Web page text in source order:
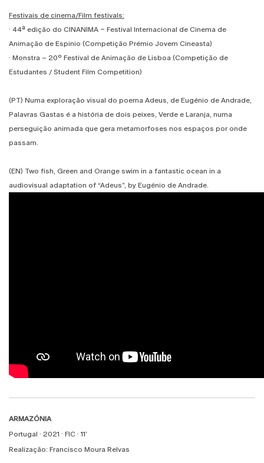
Festivais de cinema/Film festivals:
· 44ª edição do CINANIMA – Festival Internacional de Cinema de
Animação de Espinio (Competição Prémio Jovem Cineasta)
· Monstra – 20º Festival de Animação de Lisboa (Competição de
Estudantes / Student Film Competition)
(PT) Numa exploração visual do poema Adeus, de Eugénio de Andrade,
Palavras Gastas é a história de dois peixes, Verde e Laranja, numa
perseguição animada que gera metamorfoses nos espaços por onde
passam.
(EN) Two fish, Green and Orange swim in a fantastic ocean in a
audiovisual adaptation of “Adeus”, by Eugénio de Andrade.
ARMAZÓNIA
Portugal · 2021 · FIC · 11’
Realização: Francisco Moura Relvas